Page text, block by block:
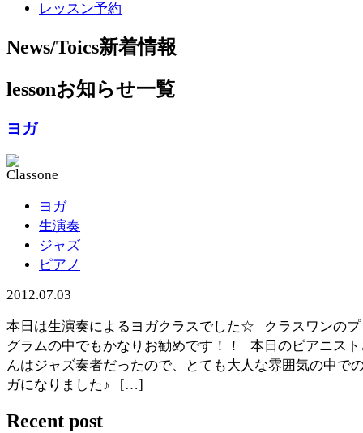
レッスン予約
News/Toics新着情報
lessonお知らせ一覧
ヨガ
ヨガ
生演奏
ジャズ
ピアノ
2012.07.03
本日は生演奏によるヨガクラスでした☆ クラスワンのプ
グラムの中でもかなりお勧めです！！ 本日のピアニス
んはジャズ奏者だったので、とても大人な雰囲気の中で
ガになりました♪ […]
Recent post